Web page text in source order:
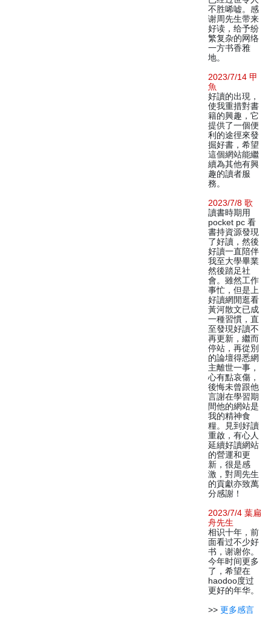
不胜唏嘘。感
谢周先生带来
好读，给予纷
繁复杂的网络
一方书香雅
地。
2023/7/14 甲
魚
好讀的出現，
使我重措對書
籍的興趣，它
提供了一個便
利的途徑來發
掘好書，希望
這個網站能繼
續為其他有興
趣的讀者服
務。
2023/7/8 歌
讀書時期用
pocket pc 看
書持資源發現
了好讀，然後
好讀一直陪伴
我至大學畢業
然後踏足社
會。雖然工作
事忙，但是上
好讀網閒逛看
黃河散文已成
一種習慣，直
至發現好讀不
再更新，繼而
停站，再從別
的論壇得悉網
主離世一事，
心有點哀傷，
後悔未曾跟他
言謝在學習期
間他的網站是
我的精神食
糧。見到好讀
重啟，有心人
延續好讀網站
的營運和更
新，很是感
激，對周先生
的貢獻亦致萬
分感謝！
2023/7/4 葉扁
舟先生
相识十年，前
面看过不少好
书，谢谢你。
今年时间更多
了，希望在
haodoo度过
更好的年华。
>> 更多感言